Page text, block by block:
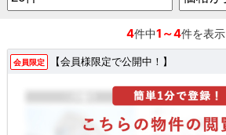
4件中1～4件を表示
会員限定 【会員様限定で公開中！】